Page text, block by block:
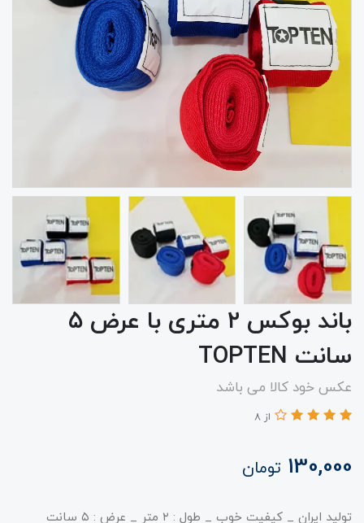
باند بوکس ۲ متری با عرض ۵
سانت TOPTEN
عکس خود کالا می باشد
از 8
130,000 تومان
تولید ایران _ کیفیت خوب _ طول : ۲ متر _ عرض : ۵ سانت